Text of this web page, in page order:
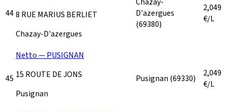
448 RUE MARIUS BERLIET
Chazay-D'azergues
D'azergues
(69380)
2,049
€/L
45
Netto — PUSIGNAN
15 ROUTE DE JONS
Pusignan
Pusignan (69330)
2,049
€/L